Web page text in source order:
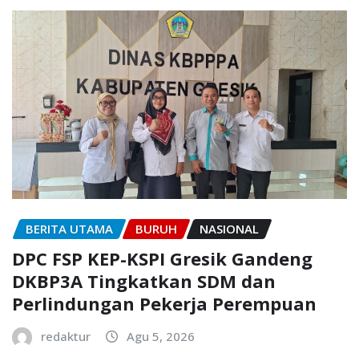
BERITA UTAMA BURUH NASIONAL
DPC FSP KEP-KSPI Gresik Gandeng
DKBP3A Tingkatkan SDM dan
Perlindungan Pekerja Perempuan
redaktur Agu 5, 2026